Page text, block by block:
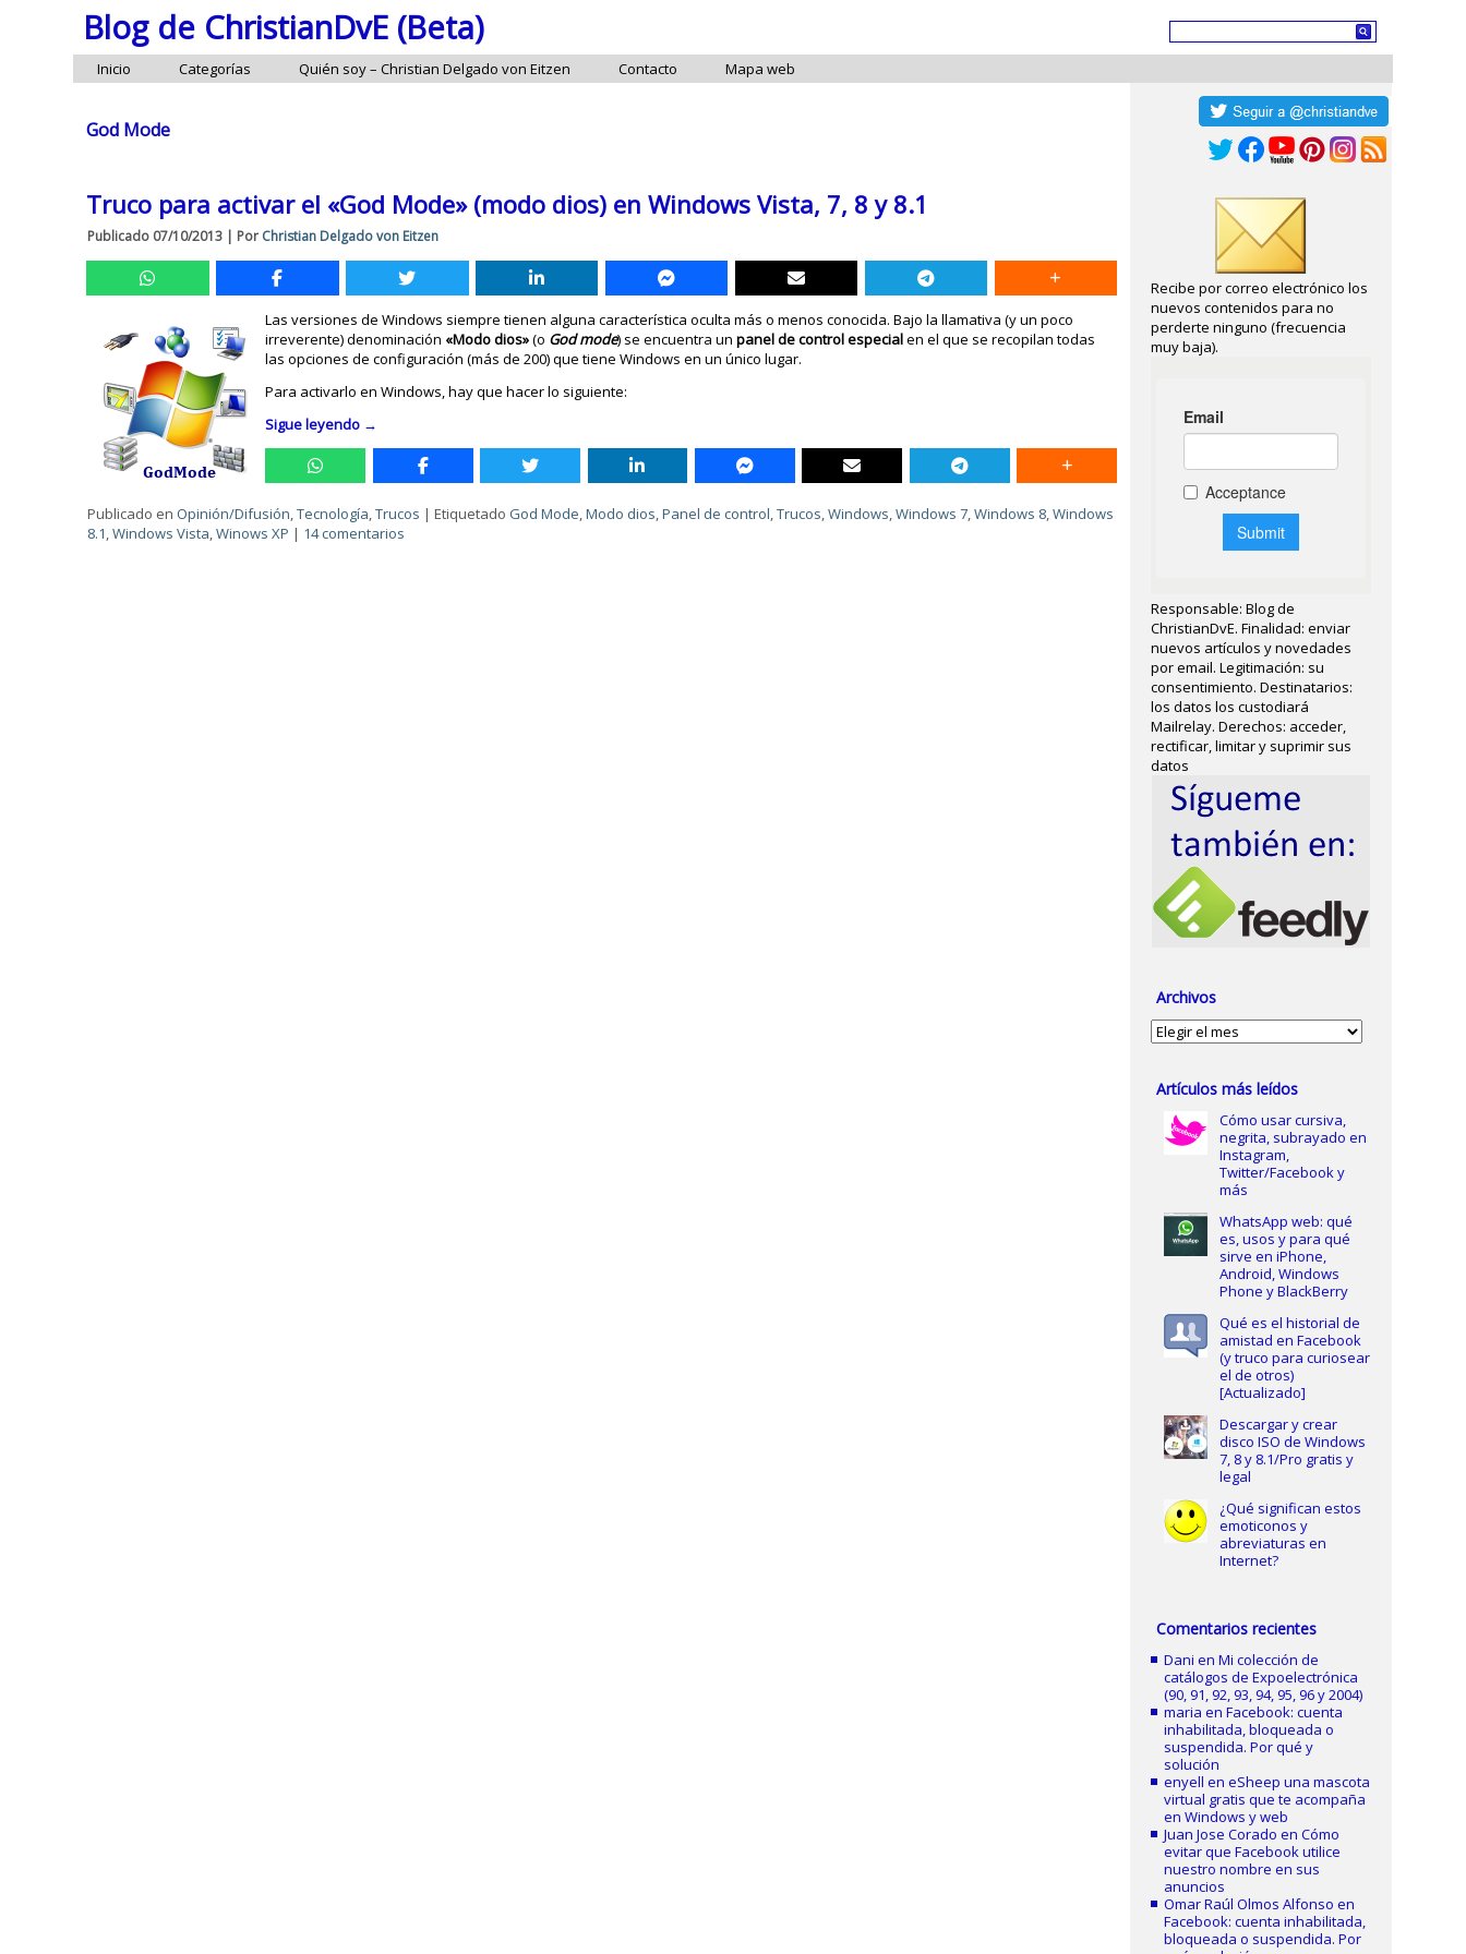
Blog de ChristianDvE (Beta)
Inicio Categorías Quién soy – Christian Delgado von Eitzen Contacto Mapa web
God Mode
Truco para activar el «God Mode» (modo dios) en Windows Vista, 7, 8 y 8.1
Publicado 07/10/2013 | Por Christian Delgado von Eitzen
Las versiones de Windows siempre tienen alguna característica oculta más o menos conocida. Bajo la llamativa (y un poco
irreverente) denominación «Modo dios»(o God mode) se encuentra unpanel de controlespecialen el que se recopilan todas
las opciones de configuración (más de 200) que tiene Windows en un único lugar.
Para activarlo en Windows, hay que hacer lo siguiente:
Sigue leyendo →
Publicado en Opinión/Difusión,Tecnología,Trucos |Etiquetado God Mode,Modo dios,Panel de control,Trucos,Windows,Windows 7,Windows 8,Windows
8.1,Windows Vista,Winows XP | 14 comentarios
Recibe por correo electrónico los
nuevos contenidos para no
perderte ninguno (frecuencia
muy baja).
Responsable: Blog de
ChristianDvE. Finalidad: enviar
nuevos artículos y novedades
por email. Legitimación: su
consentimiento. Destinatarios:
los datos los custodiará
Mailrelay. Derechos: acceder,
rectificar, limitar y suprimir sus
datos
Archivos
Archivos
Artículos más leídos
Cómo usar cursiva,
negrita, subrayado en
Instagram,
Twitter/Facebook y
más
WhatsApp web: qué
es, usos y para qué
sirve en iPhone,
Android, Windows
Phone y BlackBerry
Qué es el historial de
amistad en Facebook
(y truco para curiosear
el de otros)
[Actualizado]
Descargar y crear
disco ISO de Windows
7, 8 y 8.1/Pro gratis y
legal
¿Qué significan estos
emoticonos y
abreviaturas en
Internet?
Comentarios recientes
Dani enMi colección de
catálogos de Expoelectrónica
(90, 91, 92, 93, 94, 95, 96 y 2004)
maria enFacebook: cuenta
inhabilitada, bloqueada o
suspendida. Por qué y
solución
enyell eneSheep una mascota
virtual gratis que te acompaña
en Windows y web
Juan Jose Corado enCómo
evitar que Facebook utilice
nuestro nombre en sus
anuncios
Omar Raúl Olmos Alfonso en
Facebook: cuenta inhabilitada,
bloqueada o suspendida. Por